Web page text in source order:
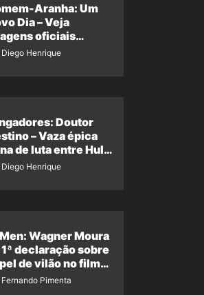
Aranha: Um
Dia – Veja
oficiais
do Hulk
Diego Henrique
Doutor
– Vaza épica
de luta entre Hulk
Coisa
Diego Henrique
Wagner Moura
1ª declaração sobre
de vilão no filme
Marvel
Fernando Pimenta